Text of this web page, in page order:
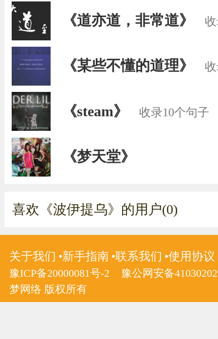
《道亦道，非常道》
《某些不懂的道理》
《steam》 收录10个句子
《梦天堂》
喜欢《波伊提乌》的用户(0)
关于我们 新手指南 联系我们 使用协议
豫ICP备20000081号-2
豫公网安备
梦网络 版权所有